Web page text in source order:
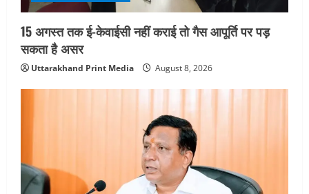
n
15 अगस्त तक ई-केवाईसी नहीं कराई तो गैस आपूर्ति पर पड़
सकता है असर
Uttarakhand Print Media August 8, 2026